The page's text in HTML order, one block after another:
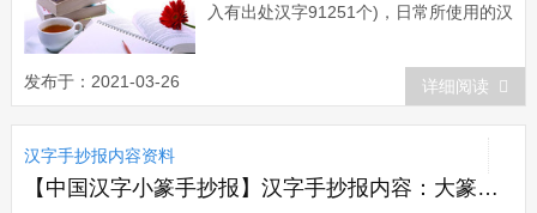
入有出处汉字91251个)，日常所使用的汉
能覆盖约92%的书面资料，2000字可覆
盖98%以上，3000字时已到99%，简体
与繁体的统计结果相差不大。历史上出现
发布于：2021-03-26 详细阅读
汉字手抄报内容资料
【中国汉字小篆手抄报】汉字手抄报内容：大篆与小篆的区别